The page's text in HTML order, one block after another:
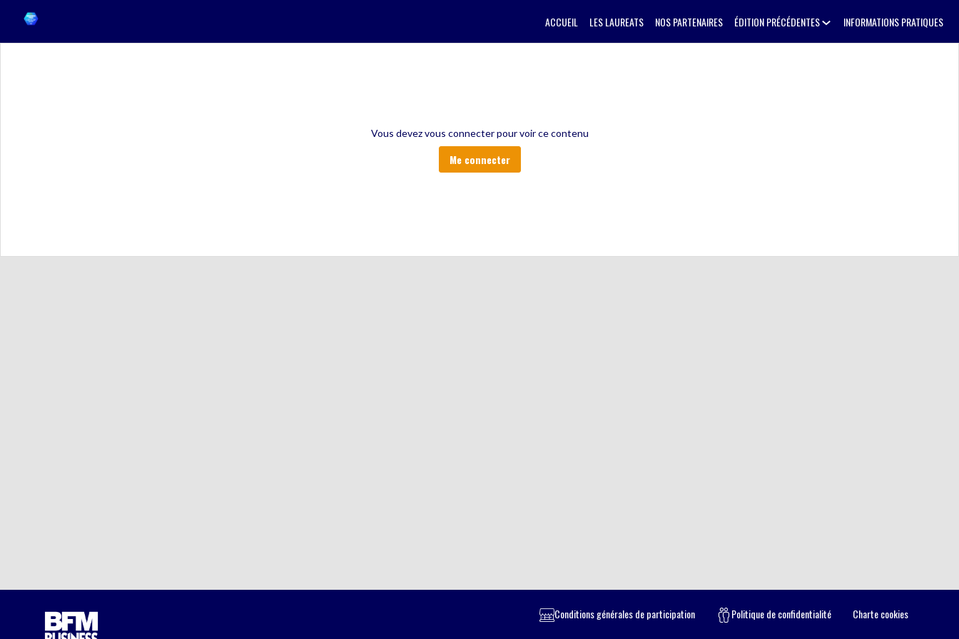
ACCUEIL LES LAUREATS NOS PARTENAIRES ÉDITION PRÉCÉDENTES INFORMATIONS PRATIQUES
Vous devez vous connecter pour voir ce contenu
Me connecter
Conditions générales de participation Politique de confidentialité Charte cookies